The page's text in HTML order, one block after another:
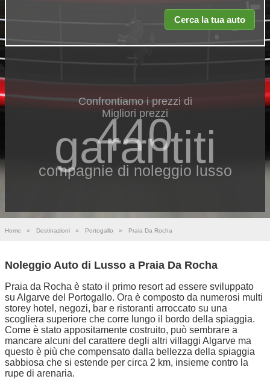
Confrontiamo i prezzi di
440
compagnie di noleggio lusso
Migliori prezzi
garantiti
Home » Destinazioni » Portogallo » Praia Da Rocha
Noleggio Auto di Lusso a Praia Da Rocha
Praia da Rocha è stato il primo resort ad essere sviluppato
su Algarve del Portogallo. Ora è composto da numerosi multi
storey hotel, negozi, bar e ristoranti arroccato su una
scogliera superiore che corre lungo il bordo della spiaggia.
Come è stato appositamente costruito, può sembrare a
mancare alcuni del carattere degli altri villaggi Algarve ma
questo è più che compensato dalla bellezza della spiaggia
sabbiosa che si estende per circa 2 km, insieme contro la
rupe di arenaria.